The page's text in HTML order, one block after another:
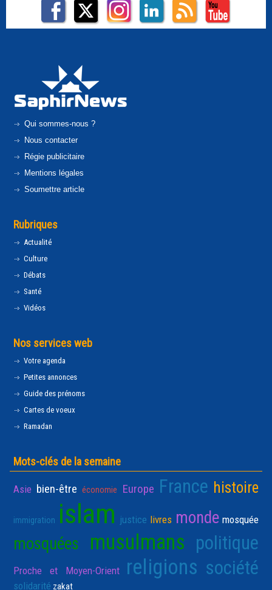
Qui sommes-nous ?
Nous contacter
Régie publicitaire
Mentions légales
Soumettre article
Rubriques
Actualité
Culture
Débats
Santé
Vidéos
Nos services web
Votre agenda
Petites annonces
Guide des prénoms
Cartes de voeux
Ramadan
Mots-clés de la semaine
Asie bien-être économie Europe France histoire
immigration islam justice livres monde mosquée
mosquées musulmans politique
Proche et Moyen-Orient religions société
solidarité zakat